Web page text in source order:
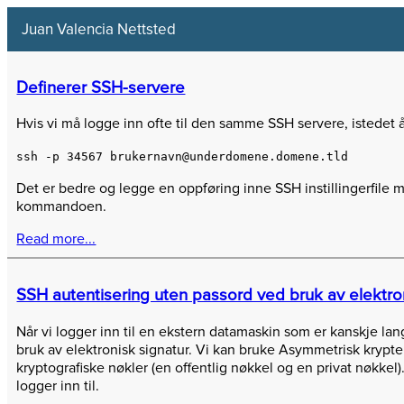
Juan Valencia Nettsted
Definerer SSH-servere
Hvis vi må logge inn ofte til den samme SSH servere,
ssh -p 34567 brukernavn@underdomene.domene.tld
Det er bedre og legge en oppføring inne SSH instillingerfile
kommandoen.
Read more...
SSH autentisering uten passord ved bruk av
Når vi logger inn til en ekstern datamaskin som er kanskje
bruk av elektronisk signatur. Vi kan bruke Asymmetrisk
kryptografiske nøkler (en offentlig nøkkel og en privat
logger inn til.